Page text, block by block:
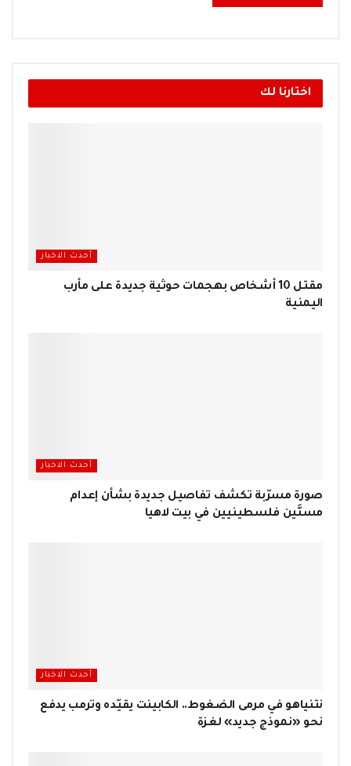
اختارنا لك
أحدث الاخبار
مقتل 10 أشخاص بهجمات حوثية جديدة على مأرب
اليمنية
أحدث الاخبار
صورة مسرّبة تكشف تفاصيل جديدة بشأن إعدام
مسنَّين فلسطينيين في بيت لاهيا
أحدث الاخبار
نتنياهو في مرمى الضغوط.. الكابينت يقيّده وترمب يدفع
نحو «نموذج جديد» لغزة